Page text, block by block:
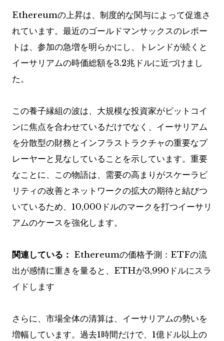
Ethereumの上昇は、制度的な関与によって促進さ
れています。最近のゴールドマンサックスのレポー
トは、参加の急増を明らかにし、トレンドが続くと
イーサリアムの時価総額を3.2兆ドルに近づけまし
た。
この養子縁組の波は、大規模な投資家がビットコイ
ンに焦点を合わせているだけでなく、イーサリアム
を分散型の財務とインフラストラクチャの重要なプ
レーヤーと見なしていることを示しています。重要
なことに、この物語は、需要の高まりがスケーラビ
リティの改善とネットワークの拡大の期待と結びつ
いているため、10,000ドルのマークを打つイーサリ
アムのケースを強化します。
関連している： Ethereumの価格予測：ETFの流
出が感情に重きを量ると、ETHが3,990ドルにスラ
イドします
さらに、市場全体の清算は、イーサリアムの勢いを
増幅しています。過去1時間だけで、1億ドル以上の